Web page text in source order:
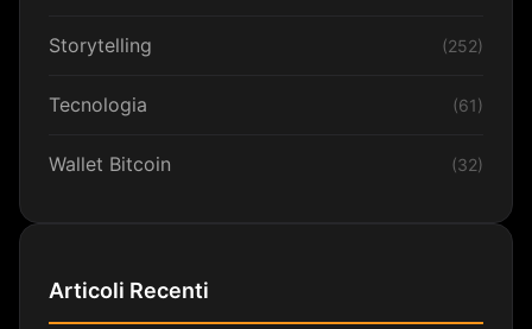
Storytelling (252)
Tecnologia (61)
Wallet Bitcoin (32)
Articoli Recenti